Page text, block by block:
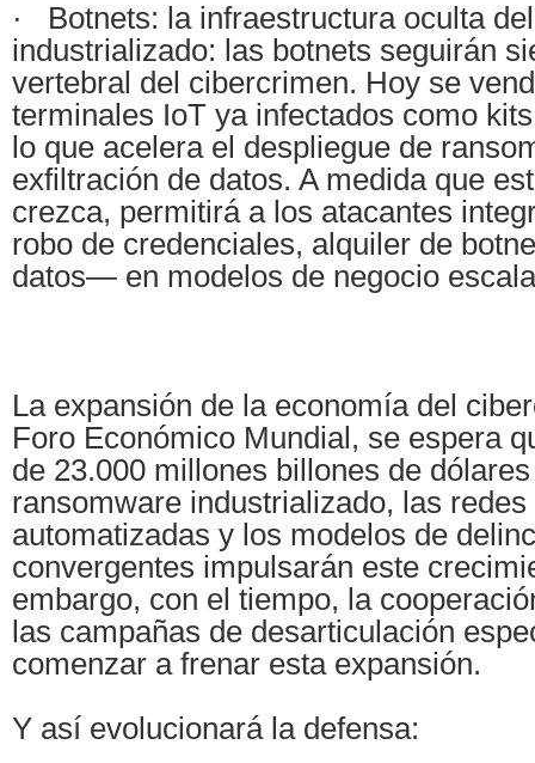
· Botnets: la infraestructura oculta
industrializado: las botnets seguirán
vertebral del cibercrimen. Hoy se
terminales IoT ya infectados como
lo que acelera el despliegue de
exfiltración de datos. A medida que
crezca, permitirá a los atacantes
robo de credenciales, alquiler de
datos— en modelos de negocio
La expansión de la economía del
Foro Económico Mundial, se espera
de 23.000 millones billones de
ransomware industrializado, las redes
automatizadas y los modelos de
convergentes impulsarán este
embargo, con el tiempo, la
las campañas de desarticulación
comenzar a frenar esta expansión.
Y así evolucionará la defensa: